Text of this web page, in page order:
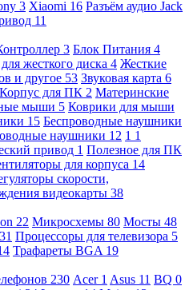
3 Xiaomi 16 Разъём аудио Jack
11
3 Блок Питания 4
жесткого диска 4 Жесткие
и другое 53 Звуковая карта 6
Корпус для ПК 2 Материнские
мыши 5 Коврики для мыши
15 Беспроводные наушники
наушники 12 1 1
привод 1 Полезное для ПК
для корпуса 14
скорости,
видеокарты 38
22 Микросхемы 80 Мосты 48
31 Процессоры для телевизора 5
Трафареты BGA 19
230 Acer 1 Asus 11 BQ 0